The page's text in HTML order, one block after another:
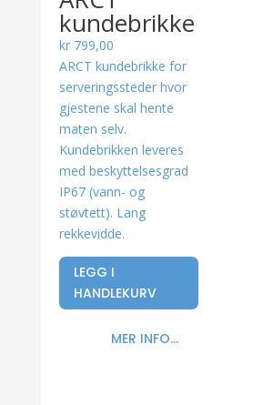
kundebrikke
kr799,00
ARCT kundebrikke for
serveringssteder hvor
gjestene skal hente
maten selv.
Kundebrikken leveres
med beskyttelsesgrad
IP67 (vann- og
støvtett). Lang
rekkevidde.
LEGG I
HANDLEKURV
MER INFO...